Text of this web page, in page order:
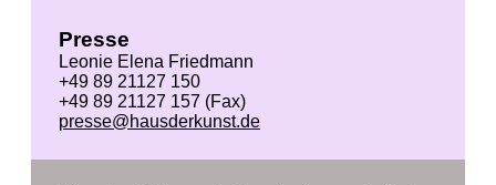
Presse
Leonie Elena Friedmann
+49 89 21127 150
+49 89 21127 157 (Fax)
presse@hausderkunst.de